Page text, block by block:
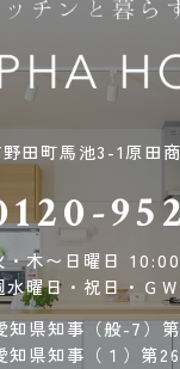
田町馬池3-1原田
・木〜日曜日
水曜日・祝日・Ｇ
知県知事（般-7）
知県知事（１）第